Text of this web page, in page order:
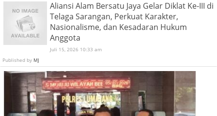
Aliansi Alam Bersatu Jaya Gelar Diklat Ke-III di
Telaga Sarangan, Perkuat Karakter,
Nasionalisme, dan Kesadaran Hukum
Anggota
Juli 15, 2026 10:33 am
Published by MJ